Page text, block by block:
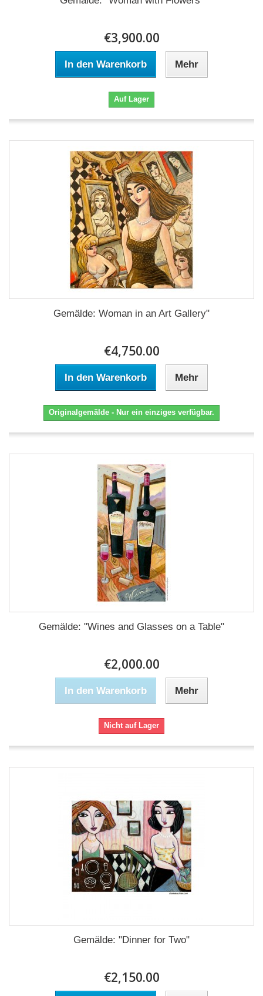
€3,900.00
In den Warenkorb Mehr
Auf Lager
Gemälde: Woman in an Art Gallery"
€4,750.00
In den Warenkorb Mehr
Originalgemälde - Nur ein einziges verfügbar.
Gemälde: "Wines and Glasses on a Table"
€2,000.00
In den Warenkorb Mehr
Nicht auf Lager
Gemälde: "Dinner for Two"
€2,150.00